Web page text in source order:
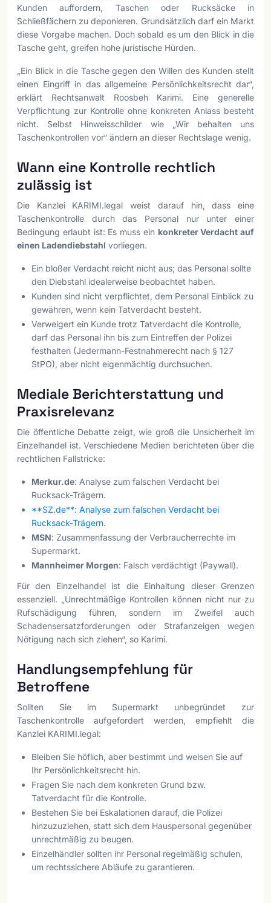
Kunden auffordern, Taschen oder Rucksäcke in
Schließfächern zu deponieren. Grundsätzlich darf ein Markt
diese Vorgabe machen. Doch sobald es um den Blick in die
Tasche geht, greifen hohe juristische Hürden.
„Ein Blick in die Tasche gegen den Willen des Kunden stellt
einen Eingriff in das allgemeine Persönlichkeitsrecht dar“,
erklärt Rechtsanwalt Roosbeh Karimi. Eine generelle
Verpflichtung zur Kontrolle ohne konkreten Anlass besteht
nicht. Selbst Hinweisschilder wie „Wir behalten uns
Taschenkontrollen vor“ ändern an dieser Rechtslage wenig.
Wann eine Kontrolle rechtlich
zulässig ist
Die Kanzlei KARIMI.legal weist darauf hin, dass eine
Taschenkontrolle durch das Personal nur unter einer
Bedingung erlaubt ist: Es muss ein konkreter Verdacht auf
einen Ladendiebstahl vorliegen.
Ein bloßer Verdacht reicht nicht aus; das Personal sollte
den Diebstahl idealerweise beobachtet haben.
Kunden sind nicht verpflichtet, dem Personal Einblick zu
gewähren, wenn kein Tatverdacht besteht.
Verweigert ein Kunde trotz Tatverdacht die Kontrolle,
darf das Personal ihn bis zum Eintreffen der Polizei
festhalten (Jedermann-Festnahmerecht nach § 127
StPO), aber nicht eigenmächtig durchsuchen.
Mediale Berichterstattung und
Praxisrelevanz
Die öffentliche Debatte zeigt, wie groß die Unsicherheit im
Einzelhandel ist. Verschiedene Medien berichteten über die
rechtlichen Fallstricke:
Merkur.de: Analyse zum falschen Verdacht bei
Rucksack-Trägern.
**SZ.de**: Analyse zum falschen Verdacht bei
Rucksack-Trägern.
MSN: Zusammenfassung der Verbraucherrechte im
Supermarkt.
Mannheimer Morgen: Falsch verdächtigt (Paywall).
Für den Einzelhandel ist die Einhaltung dieser Grenzen
essenziell. „Unrechtmäßige Kontrollen können nicht nur zu
Rufschädigung führen, sondern im Zweifel auch
Schadensersatzforderungen oder Strafanzeigen wegen
Nötigung nach sich ziehen“, so Karimi.
Handlungsempfehlung für
Betroffene
Sollten Sie im Supermarkt unbegründet zur
Taschenkontrolle aufgefordert werden, empfiehlt die
Kanzlei KARIMI.legal:
Bleiben Sie höflich, aber bestimmt und weisen Sie auf
Ihr Persönlichkeitsrecht hin.
Fragen Sie nach dem konkreten Grund bzw.
Tatverdacht für die Kontrolle.
Bestehen Sie bei Eskalationen darauf, die Polizei
hinzuzuziehen, statt sich dem Hauspersonal gegenüber
unrechtmäßig zu beugen.
Einzelhändler sollten ihr Personal regelmäßig schulen,
um rechtssichere Abläufe zu garantieren.